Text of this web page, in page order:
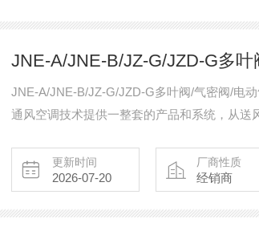
JNE-A/JNE-B/JZ-G/JZD-G多叶阀/气密阀/电
通风空调技术提供一整套的产品和系统，从送
更新时间
2026-07-20
厂商性质
经销商